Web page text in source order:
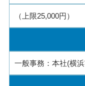
（上限25,000円）
一般事務：本社(横